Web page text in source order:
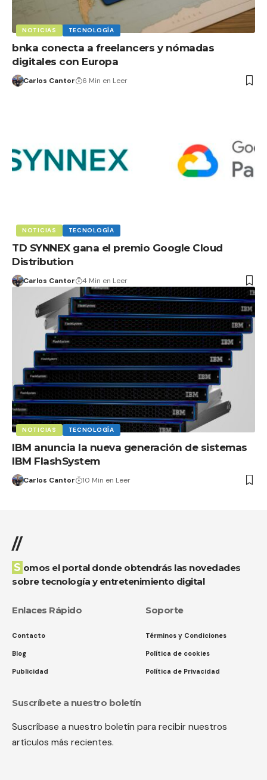
NOTICIAS TECNOLOGÍA
bnka conecta a freelancers y nómadas
digitales con Europa
Carlos Cantor 6 Min en Leer
NOTICIAS TECNOLOGÍA
TD SYNNEX gana el premio Google Cloud
Distribution
Carlos Cantor 4 Min en Leer
NOTICIAS TECNOLOGÍA
IBM anuncia la nueva generación de sistemas
IBM FlashSystem
Carlos Cantor 10 Min en Leer
//
Somos el portal donde obtendrás las novedades
sobre tecnología y entretenimiento digital
Enlaces Rápido
Contacto
Blog
Publicidad
Soporte
Términos y Condiciones
Política de cookies
Política de Privacidad
Suscríbete a nuestro boletín
Suscríbase a nuestro boletín para recibir nuestros
artículos más recientes.